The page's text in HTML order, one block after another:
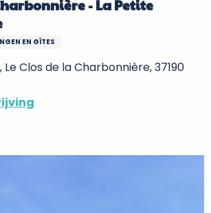
- La Petite
EN GÎTES
Clos de la Charbonnière, 37190
favoris